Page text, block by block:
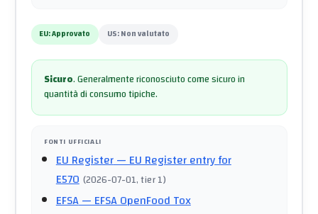
EU:Approvato US:Non valutato
Sicuro.Generalmente riconosciuto come sicuro in
quantità di consumo tipiche.
FONTI UFFICIALI
EU Register— EU Register entry for
E570 (2026-07-01, tier 1)
EFSA— EFSA OpenFood Tox